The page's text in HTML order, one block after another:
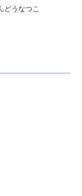
どうなつこ